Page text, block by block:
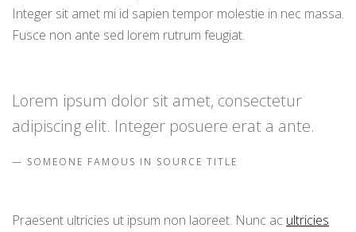
Integer sit amet mi id sapien tempor molestie in nec massa.
Fusce non ante sed lorem rutrum feugiat.
Lorem ipsum dolor sit amet, consectetur
adipiscing elit. Integer posuere erat a ante.
SOMEONE FAMOUS IN SOURCE TITLE
Praesent ultricies ut ipsum non laoreet. Nunc ac ultricies